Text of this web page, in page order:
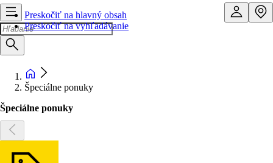
Preskočiť na hlavný obsah
Preskočiť na vyhľadávanie
Špeciálne ponuky
Špeciálne ponuky